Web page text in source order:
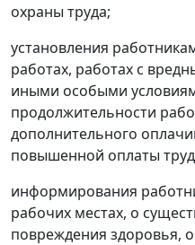
охраны труда;
установления
работах, работах с
иными особыми
продолжительности
дополнительного
повышенной оплаты
информирования
рабочих местах, о
повреждения здоровья,